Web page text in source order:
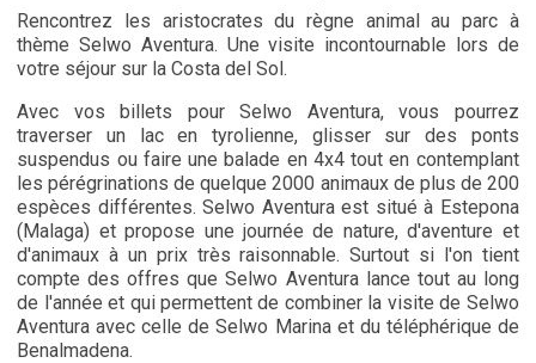
Rencontrez les aristocrates du règne animal au parc à
thème Selwo Aventura. Une visite incontournable lors de
votre séjour sur la Costa del Sol.
Avec vos billets pour Selwo Aventura, vous pourrez
traverser un lac en tyrolienne, glisser sur des ponts
suspendus ou faire une balade en 4x4 tout en contemplant
les pérégrinations de quelque 2000 animaux de plus de 200
espèces différentes. Selwo Aventura est situé à Estepona
(Malaga) et propose une journée de nature, d'aventure et
d'animaux à un prix très raisonnable. Surtout si l'on tient
compte des offres que Selwo Aventura lance tout au long
de l'année et qui permettent de combiner la visite de Selwo
Aventura avec celle de Selwo Marina et du téléphérique de
Benalmadena.